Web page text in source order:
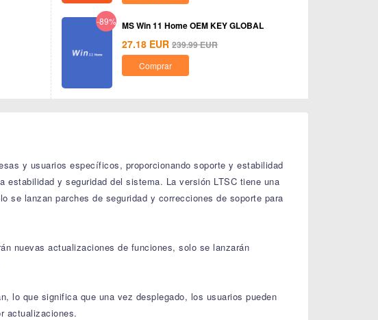
-89% MS Win 11 Home OEM KEY GLOBAL
27.18 EUR 239.99EUR
Comprar
y usuarios específicos, proporcionando soporte y estabilidad
y seguridad del sistema. La versión LTSC tiene una
lanzan parches de seguridad y correcciones de soporte para
nuevas actualizaciones de funciones, solo se lanzarán
lo que significa que una vez desplegado, los usuarios pueden
actualizaciones.